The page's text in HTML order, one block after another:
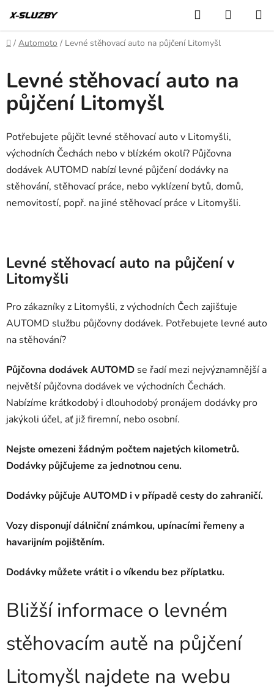
na
obsah
Hledat
KOŠÍK
Domů
/ Automoto / Levné stěhovací auto na půjčení Litomyšl
Levné stěhovací auto na
půjčení Litomyšl
Potřebujete půjčit levné stěhovací auto v Litomyšli,
východních Čechách nebo v blízkém okolí? Půjčovna
dodávek AUTOMD nabízí levné půjčení dodávky na
stěhování, stěhovací práce, nebo vyklízení bytů, domů,
nemovitostí, popř. na jiné stěhovací práce v Litomyšli.
Levné stěhovací auto na půjčení v
Litomyšli
Pro zákazníky z Litomyšli, z východních Čech zajišťuje
AUTOMD službu půjčovny dodávek. Potřebujete levné auto
na stěhování?
Půjčovna dodávek AUTOMD se řadí mezi nejvýznamnější a
největší půjčovna dodávek ve východních Čechách.
Nabízíme krátkodobý i dlouhodobý pronájem dodávky pro
jakýkoli účel, ať již firemní, nebo osobní.
Nejste omezeni žádným počtem najetých kilometrů.
Dodávky půjčujeme za jednotnou cenu.
Dodávky půjčuje AUTOMD i v případě cesty do zahraničí.
Vozy disponují dálniční známkou, upínacími řemeny a
havarijním pojištěním.
Dodávky můžete vrátit i o víkendu bez příplatku.
Bližší informace o levném
stěhovacím autě na půjčení
Litomyšl najdete na webu